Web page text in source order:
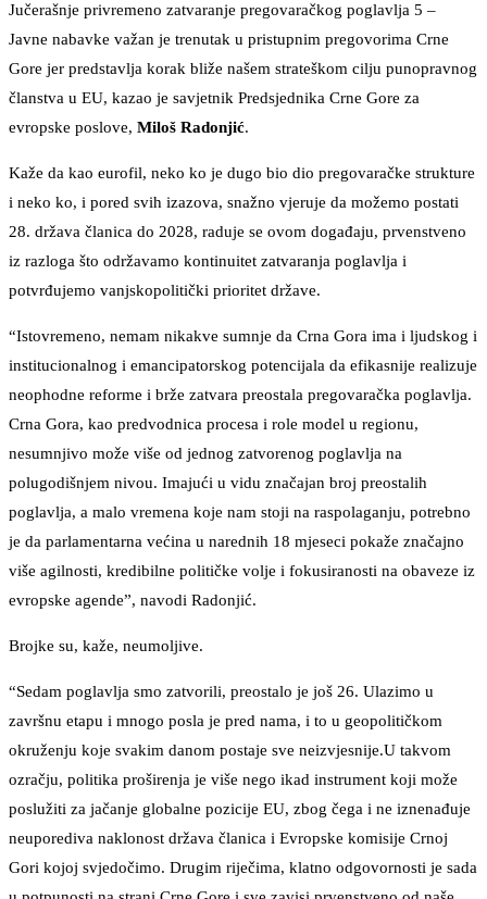
Jučerašnje privremeno zatvaranje pregovaračkog poglavlja 5 –
Javne nabavke važan je trenutak u pristupnim pregovorima Crne
Gore jer predstavlja korak bliže našem strateškom cilju punopravnog
članstva u EU, kazao je savjetnik Predsjednika Crne Gore za
evropske poslove, Miloš Radonjić.
Kaže da kao eurofil, neko ko je dugo bio dio pregovaračke strukture
i neko ko, i pored svih izazova, snažno vjeruje da možemo postati
28. država članica do 2028, raduje se ovom događaju, prvenstveno
iz razloga što održavamo kontinuitet zatvaranja poglavlja i
potvrđujemo vanjskopolitički prioritet države.
“Istovremeno, nemam nikakve sumnje da Crna Gora ima i ljudskog i
institucionalnog i emancipatorskog potencijala da efikasnije realizuje
neophodne reforme i brže zatvara preostala pregovaračka poglavlja.
Crna Gora, kao predvodnica procesa i role model u regionu,
nesumnjivo može više od jednog zatvorenog poglavlja na
polugodišnjem nivou. Imajući u vidu značajan broj preostalih
poglavlja, a malo vremena koje nam stoji na raspolaganju, potrebno
je da parlamentarna većina u narednih 18 mjeseci pokaže značajno
više agilnosti, kredibilne političke volje i fokusiranosti na obaveze iz
evropske agende”, navodi Radonjić.
Brojke su, kaže, neumoljive.
“Sedam poglavlja smo zatvorili, preostalo je još 26. Ulazimo u
završnu etapu i mnogo posla je pred nama, i to u geopolitičkom
okruženju koje svakim danom postaje sve neizvjesnije.U takvom
ozračju, politika proširenja je više nego ikad instrument koji može
poslužiti za jačanje globalne pozicije EU, zbog čega i ne iznenađuje
neuporediva naklonost država članica i Evropske komisije Crnoj
Gori kojoj svjedočimo. Drugim riječima, klatno odgovornosti je sada